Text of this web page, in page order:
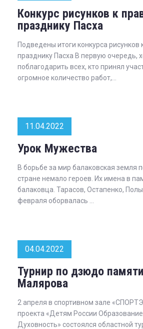
Конкурс рисунков к
празднику Пасха
Подведены итоги конкурса рисунков
празднику Пасха В первую очередь,
поблагодарить всех, кто принял
огромное количество работ,...
11.04.2022
Урок Мужества
В борьбе за мир балаковская земля
стране немало героев. Их имена в
балаковца. Тарасов, Остапенко,
февраля оборвалась ...
04.04.2022
Турнир по дзюдо
Малярова
2 апреля в спортивном зале
проекта «Детям России
Духовность» состоялся областной